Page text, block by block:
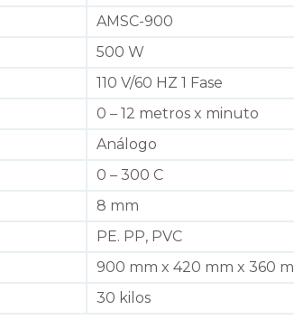
AMSC-900
500 W
110 V/60 HZ 1 Fase
0 – 12 metros x minuto
Análogo
0 – 300 C
8 mm
PE. PP, PVC
900 mm x 420 mm x 360
30 kilos